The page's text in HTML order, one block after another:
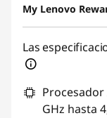
My Lenovo
Las
Procesador
GHz hasta